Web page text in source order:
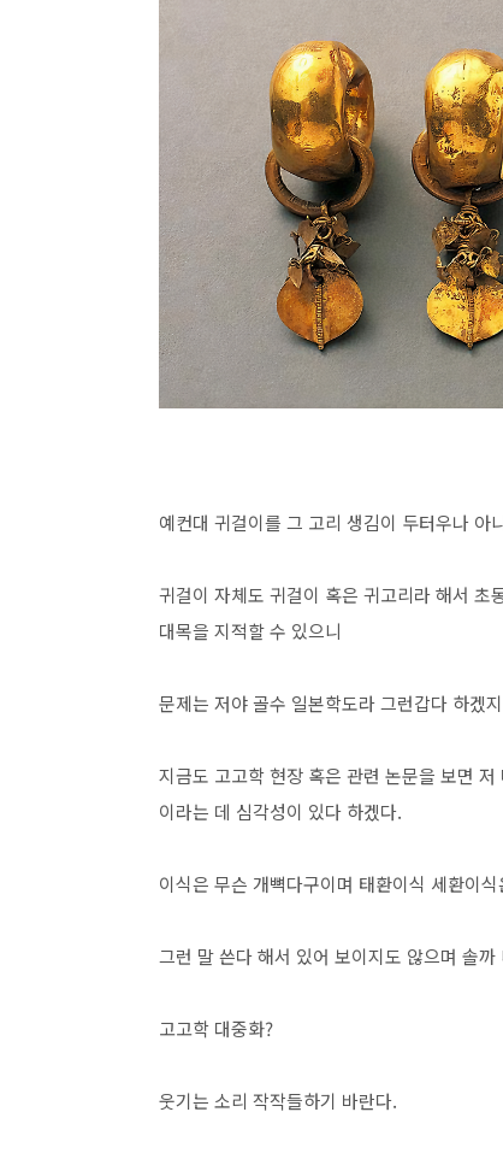
예컨대 귀걸이를 그 고리 생김이 두터우나
귀걸이 자체도 귀걸이 혹은 귀고리라 해서
대목을 지적할 수 있으니
문제는 저야 골수 일본학도라 그런갑다 하겠
지금도 고고학 현장 혹은 관련 논문을 보면
이라는 데 심각성이 있다 하겠다.
이식은 무슨 개뼉다구이며 태환이식 세환이
그런 말 쓴다 해서 있어 보이지도 않으며 솔
고고학 대중화?
웃기는 소리 작작들하기 바란다.